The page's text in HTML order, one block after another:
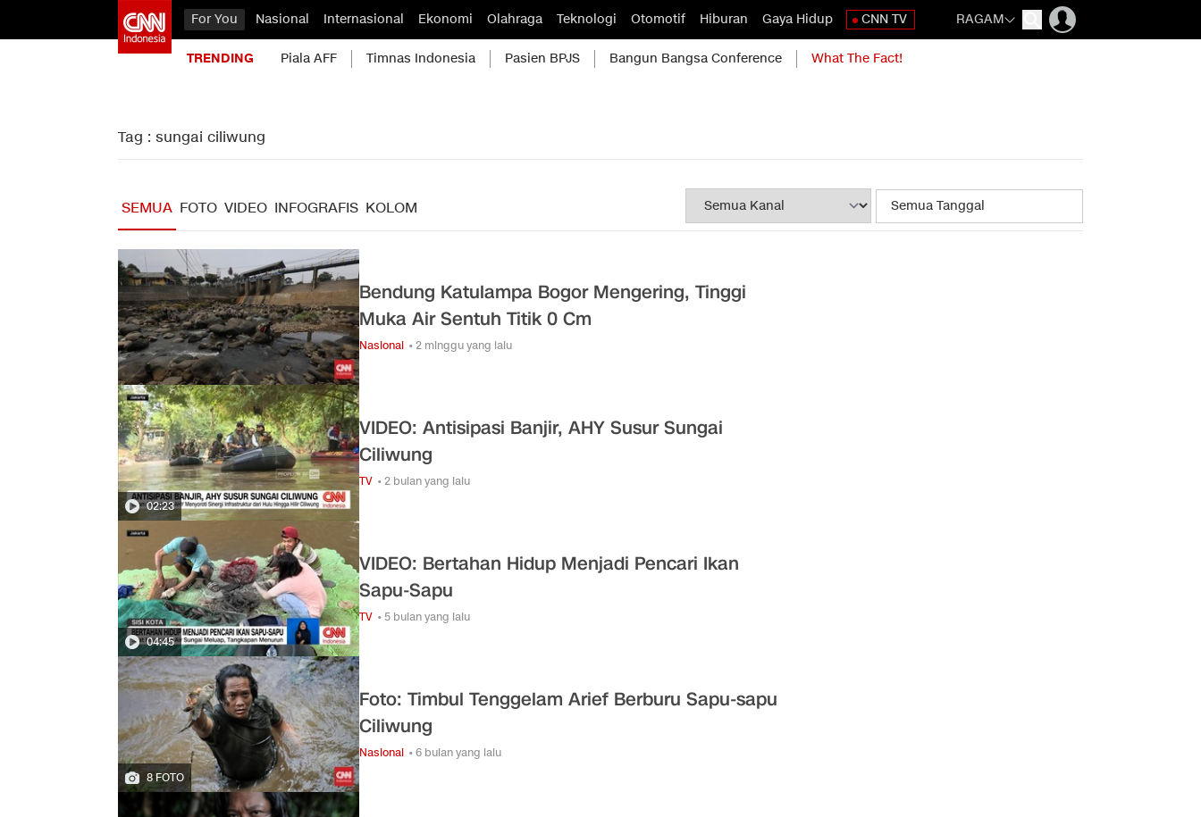
For You Nasional Internasional Ekonomi Olahraga Teknologi Otomotif Hiburan Gaya Hidup CNN TV RAGAM
TRENDING Piala AFF Timnas Indonesia Pasien BPJS Bangun Bangsa Conference What The Fact!
Tag : sungai ciliwung
SEMUA FOTO VIDEO INFOGRAFIS KOLOM
Bendung Katulampa Bogor Mengering, Tinggi
Muka Air Sentuh Titik 0 Cm
Nasional • 2 minggu yang lalu
02:23
VIDEO: Antisipasi Banjir, AHY Susur Sungai
Ciliwung
TV • 2 bulan yang lalu
04:45
VIDEO: Bertahan Hidup Menjadi Pencari Ikan
Sapu-Sapu
TV • 5 bulan yang lalu
8 FOTO
Foto: Timbul Tenggelam Arief Berburu Sapu-sapu
Ciliwung
Nasional • 6 bulan yang lalu